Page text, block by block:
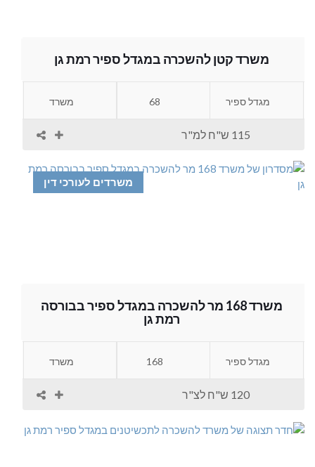
משרד קטן להשכרה במגדל ספיר רמת גן
מגדל ספיר 68 משרד
115 ש"ח למ"ר
משרדים לעורכי דין
משרד 168 מר להשכרה במגדל ספיר בבורסה
רמת גן
מגדל ספיר 168 משרד
120 ש"ח לצ"ר